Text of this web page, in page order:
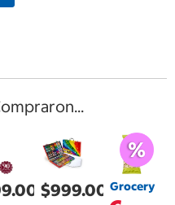
$999.00 Grocery